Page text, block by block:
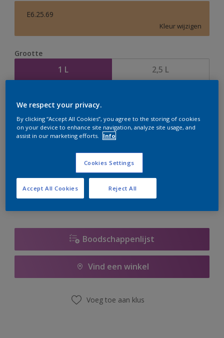
E6.25.69
Kleur wijzigen
Grootte
1 L 2,5 L
Bereken
Op dit moment is het niet mogelijk dit product online
te bestellen. Houd de website in de gaten, we werken
er hard aan om de voorraad aan te vullen.
Boodschappenlijst
Vind een winkel
Voeg toe aan klus
We respect your privacy.
By clicking “Accept All Cookies”, you agree to the storing of cookies
on your device to enhance site navigation, analyze site usage, and
assist in our marketing efforts.
Info
Cookies Settings
Reject All
Accept All Cookies